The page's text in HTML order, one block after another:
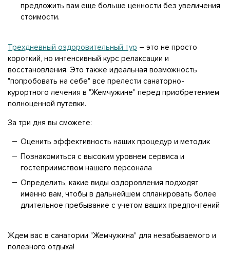
предложить вам еще больше ценности без увеличения
стоимости.
Трехдневный оздоровительный тур – это не просто
короткий, но интенсивный курс релаксации и
восстановления. Это также идеальная возможность
"попробовать на себе" все прелести санаторно-
курортного лечения в "Жемчужине" перед приобретением
полноценной путевки.
За три дня вы сможете:
Оценить эффективность наших процедур и методик
Познакомиться с высоким уровнем сервиса и
гостеприимством нашего персонала
Определить, какие виды оздоровления подходят
именно вам, чтобы в дальнейшем спланировать более
длительное пребывание с учетом ваших предпочтений
Ждем вас в санатории "Жемчужина" для незабываемого и
полезного отдыха!